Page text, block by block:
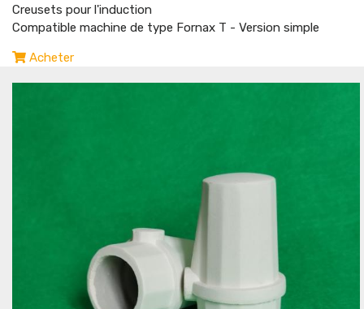
Creusets pour l'induction
Compatible machine de type Fornax T - Version simple
Acheter